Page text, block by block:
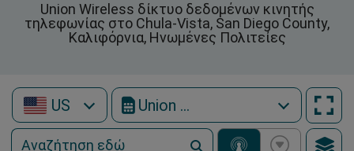
Union Wireless δίκτυο δεδομένων κινητής
τηλεφωνίας στο Chula-Vista, San Diego County,
Καλιφόρνια, Ηνωμένες Πολιτείες
US Union Wireless